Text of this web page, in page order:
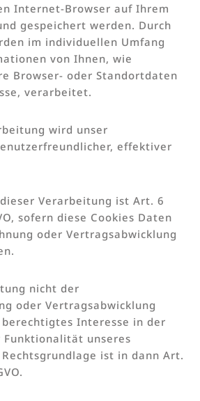
Internet-Browser auf Ihrem
gespeichert werden. Durch
im individuellen Umfang
von Ihnen, wie
Browser- oder Standortdaten
verarbeitet.
wird unser
effektiver
Verarbeitung ist Art. 6
sofern diese Cookies Daten
oder Vertragsabwicklung
nicht der
oder Vertragsabwicklung
Interesse in der
Funktionalität unseres
ist in dann Art.